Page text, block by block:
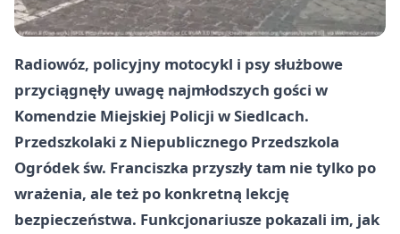
Radiowóz, policyjny motocykl i psy służbowe
przyciągnęły uwagę najmłodszych gości w
Komendzie Miejskiej Policji w Siedlcach.
Przedszkolaki z Niepublicznego Przedszkola
Ogródek św. Franciszka przyszły tam nie tylko po
wrażenia, ale też po konkretną lekcję
bezpieczeństwa. Funkcjonariusze pokazali im, jak